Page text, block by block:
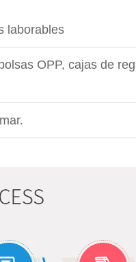
laborables
OPP, cajas de